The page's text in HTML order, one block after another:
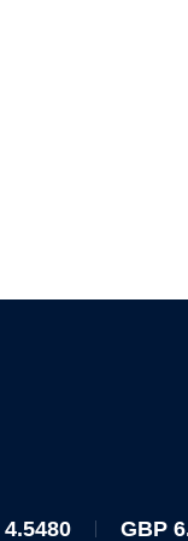
4.5480 GBP